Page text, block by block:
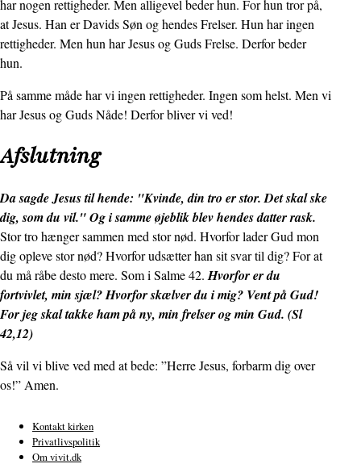
har nogen rettigheder. Men alligevel beder hun. For hun tror på,
at Jesus. Han er Davids Søn og hendes Frelser. Hun har ingen
rettigheder. Men hun har Jesus og Guds Frelse. Derfor beder
hun.
På samme måde har vi ingen rettigheder. Ingen som helst. Men vi
har Jesus og Guds Nåde! Derfor bliver vi ved!
Afslutning
Da sagde Jesus til hende: "Kvinde, din tro er stor. Det skal ske
dig, som du vil." Og i samme øjeblik blev hendes datter rask.
Stor tro hænger sammen med stor nød. Hvorfor lader Gud mon
dig opleve stor nød? Hvorfor udsætter han sit svar til dig? For at
du må råbe desto mere. Som i Salme 42. Hvorfor er du
fortvivlet, min sjæl? Hvorfor skælver du i mig? Vent på Gud!
For jeg skal takke ham på ny, min frelser og min Gud. (Sl
42,12)
Så vil vi blive ved med at bede: ”Herre Jesus, forbarm dig over
os!” Amen.
Sidefod
Kontakt kirken
Privatlivspolitik
Om vivit.dk